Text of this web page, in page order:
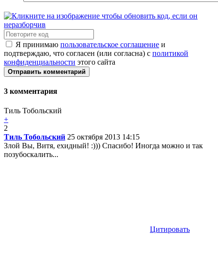
Я принимаю пользовательское соглашение и
подтверждаю, что согласен (или согласна) с политикой
конфиденциальности этого сайта
Отправить комментарий
3 комментария
Тиль Тобольский
+
2
Тиль Тобольский 25 октября 2013 14:15
Злой Вы, Витя, ехидный! :))) Спасибо! Иногда можно и так
позубоскалить...
Цитировать